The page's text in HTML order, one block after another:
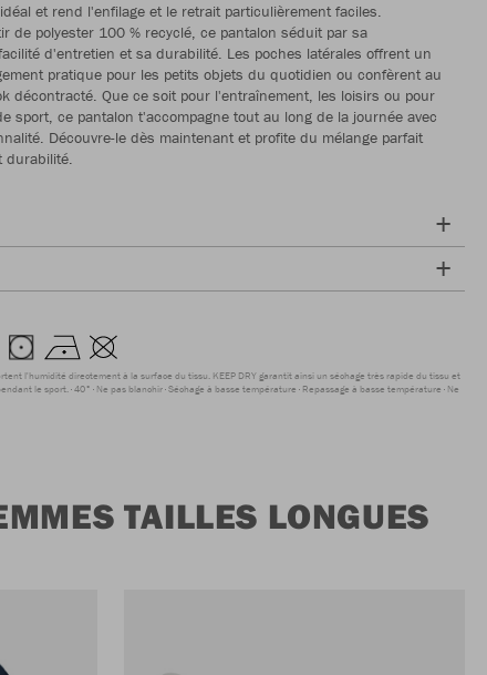
et rend l'enfilage et le retrait particulièrement faciles.
de polyester 100 % recyclé, ce pantalon séduit par sa
d'entretien et sa durabilité. Les poches latérales offrent un
pratique pour les petits objets du quotidien ou confèrent au
décontracté. Que ce soit pour l'entraînement, les loisirs ou pour
sport, ce pantalon t'accompagne tout au long de la journée avec
Découvre-le dès maintenant et profite du mélange parfait
l'humidité directement à la surface du tissu. KEEP DRY garantit ainsi un séchage très rapide du tissu et
le sport. 40° Ne pas blanchir Séchage à basse température Repassage à basse température Ne
TAILLES LONGUES